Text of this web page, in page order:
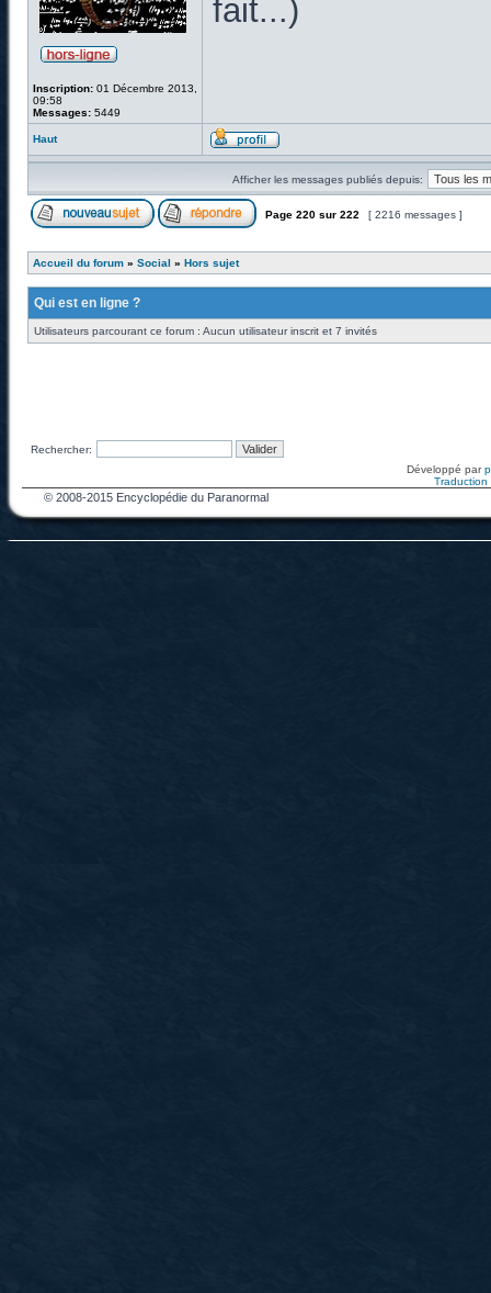
Inscription: 01 Décembre 2013,
09:58
Messages: 5449
fait...)
Haut
Afficher les messages publiés depuis:
Page 220 sur 222 [ 2216 messages ]
Accueil du forum » Social » Hors sujet
Qui est en ligne ?
Utilisateurs parcourant ce forum : Aucun utilisateur inscrit et 7 invités
Rechercher:
Développé par
Traduction
© 2008-2015 Encyclopédie du Paranormal